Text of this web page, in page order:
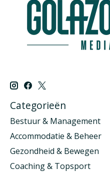
Categorieën
Bestuur & Management
Accommodatie & Beheer
Gezondheid & Bewegen
Coaching & Topsport